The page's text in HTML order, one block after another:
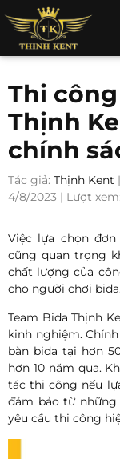
Thi
Thịnh
chính
Tác giả: Thịnh Kent
4/8/2023 | Lượt
Việc lựa chọn đơn
cũng quan trọng
chất lượng của
cho người chơi
Team Bida Thịnh
kinh nghiệm.
bàn bida tại hơn
hơn 10 năm qua.
tác thi công nếu
đảm bảo từ
yêu cầu thi công